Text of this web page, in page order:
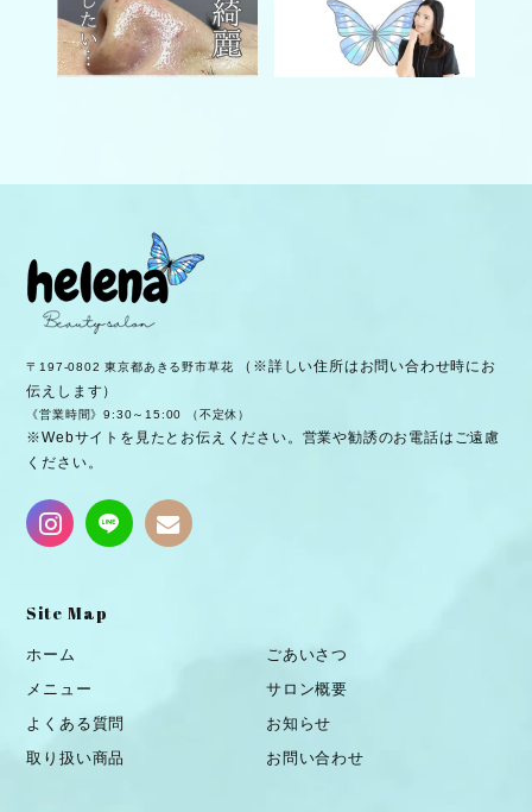
〒197-0802 東京都あきる野市草花
（※詳しい住所はお問い合わせ時にお
伝えします）
《営業時間》9:30～15:00 （不定休）
※Webサイトを見たとお伝えください。営業や勧誘のお電話はご遠慮
ください。
Site Map
ホーム
メニュー
よくある質問
取り扱い商品
ごあいさつ
サロン概要
お知らせ
お問い合わせ